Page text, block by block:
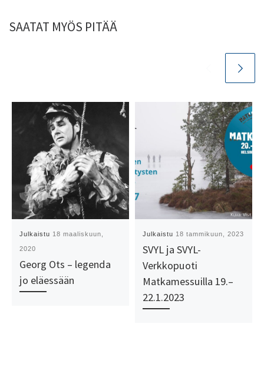
SAATAT MYÖS PITÄÄ
Julkaistu 18 maaliskuun,
2020
Georg Ots – legenda
jo eläessään
Julkaistu 18 tammikuun, 2023
SVYL ja SVYL-
Verkkopuoti
Matkamessuilla 19.–
22.1.2023